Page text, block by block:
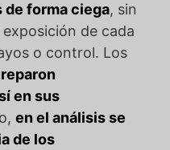
forma ciega, sin
de cada
o control. Los
en sus
en el análisis se
de los